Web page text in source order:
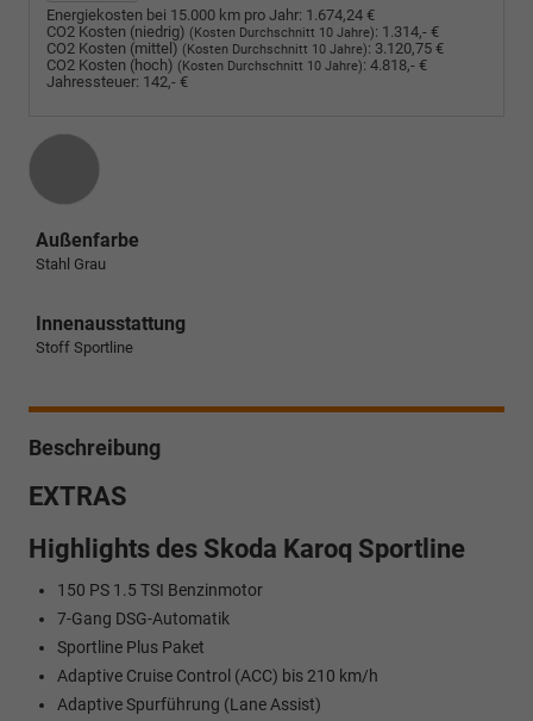
Energiekosten bei 15.000 km pro Jahr: 1.674,24 €
CO2 Kosten (niedrig) (Kosten Durchschnitt 10 Jahre): 1.314,- €
CO2 Kosten (mittel) (Kosten Durchschnitt 10 Jahre): 3.120,75 €
CO2 Kosten (hoch) (Kosten Durchschnitt 10 Jahre): 4.818,- €
Jahressteuer: 142,- €
Außenfarbe
Stahl Grau
Innenausstattung
Stoff Sportline
Beschreibung
EXTRAS
Highlights des Skoda Karoq Sportline
150 PS 1.5 TSI Benzinmotor
7-Gang DSG-Automatik
Sportline Plus Paket
Adaptive Cruise Control (ACC) bis 210 km/h
Adaptive Spurführung (Lane Assist)